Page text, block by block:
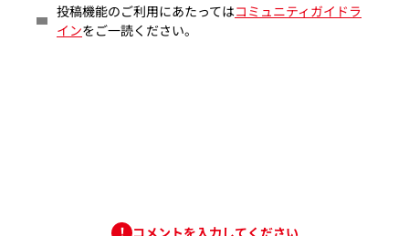
投稿機能のご利用にあたってはコミュニティガイドラ
インをご一読ください。
コメントを入力してください